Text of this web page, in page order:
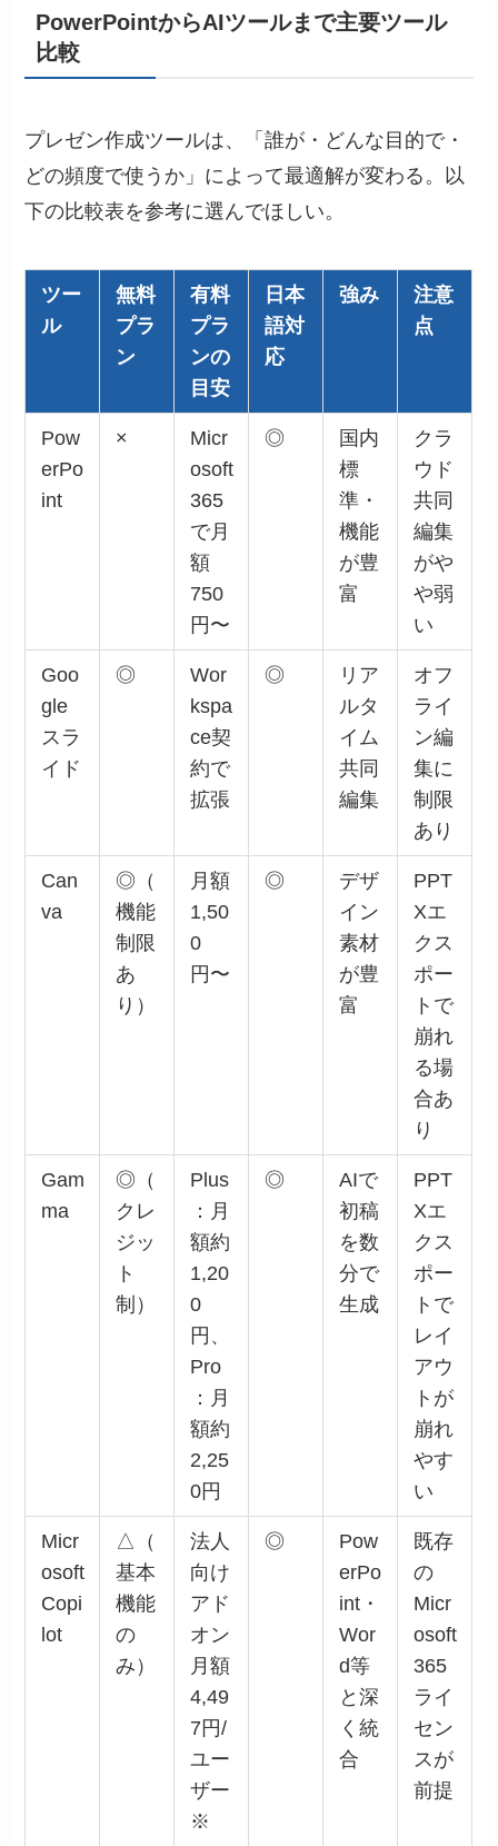
PowerPointからAIツールまで主要ツール
比較
プレゼン作成ツールは、「誰が・どんな目的で・
どの頻度で使うか」によって最適解が変わる。以
下の比較表を参考に選んでほしい。
ツー
ル
無料
プラ
ン
有料
プラ
ンの
目安
日本
語対
応
強み
注意
点
Pow
erPo
int
×
Micr
osoft
365
で月
額
750
円〜
◎
国内
標
準・
機能
が豊
富
クラ
ウド
共同
編集
がや
や弱
い
Goo
gle
スラ
イド
◎
Wor
kspa
ce契
約で
拡張
◎
リア
ルタ
イム
共同
編集
オフ
ライ
ン編
集に
制限
あり
Can
va
◎（
機能
制限
あ
り）
月額
1,50
0
円〜
◎
デザ
イン
素材
が豊
富
PPT
Xエ
クス
ポー
トで
崩れ
る場
合あ
り
Gam
ma
◎（
クレ
ジッ
ト
制）
Plus
：月
額約
1,20
0
円、
Pro
：月
額約
2,25
0円
◎
AIで
初稿
を数
分で
生成
PPT
Xエ
クス
ポー
トで
レイ
アウ
トが
崩れ
やす
い
Micr
osoft
Copi
lot
△（
基本
機能
の
み）
法人
向け
アド
オン
月額
4,49
7円/
ユー
ザー
※
◎
Pow
erPo
int・
Wor
d等
と深
く統
合
既存
の
Micr
osoft
365
ライ
セン
スが
前提